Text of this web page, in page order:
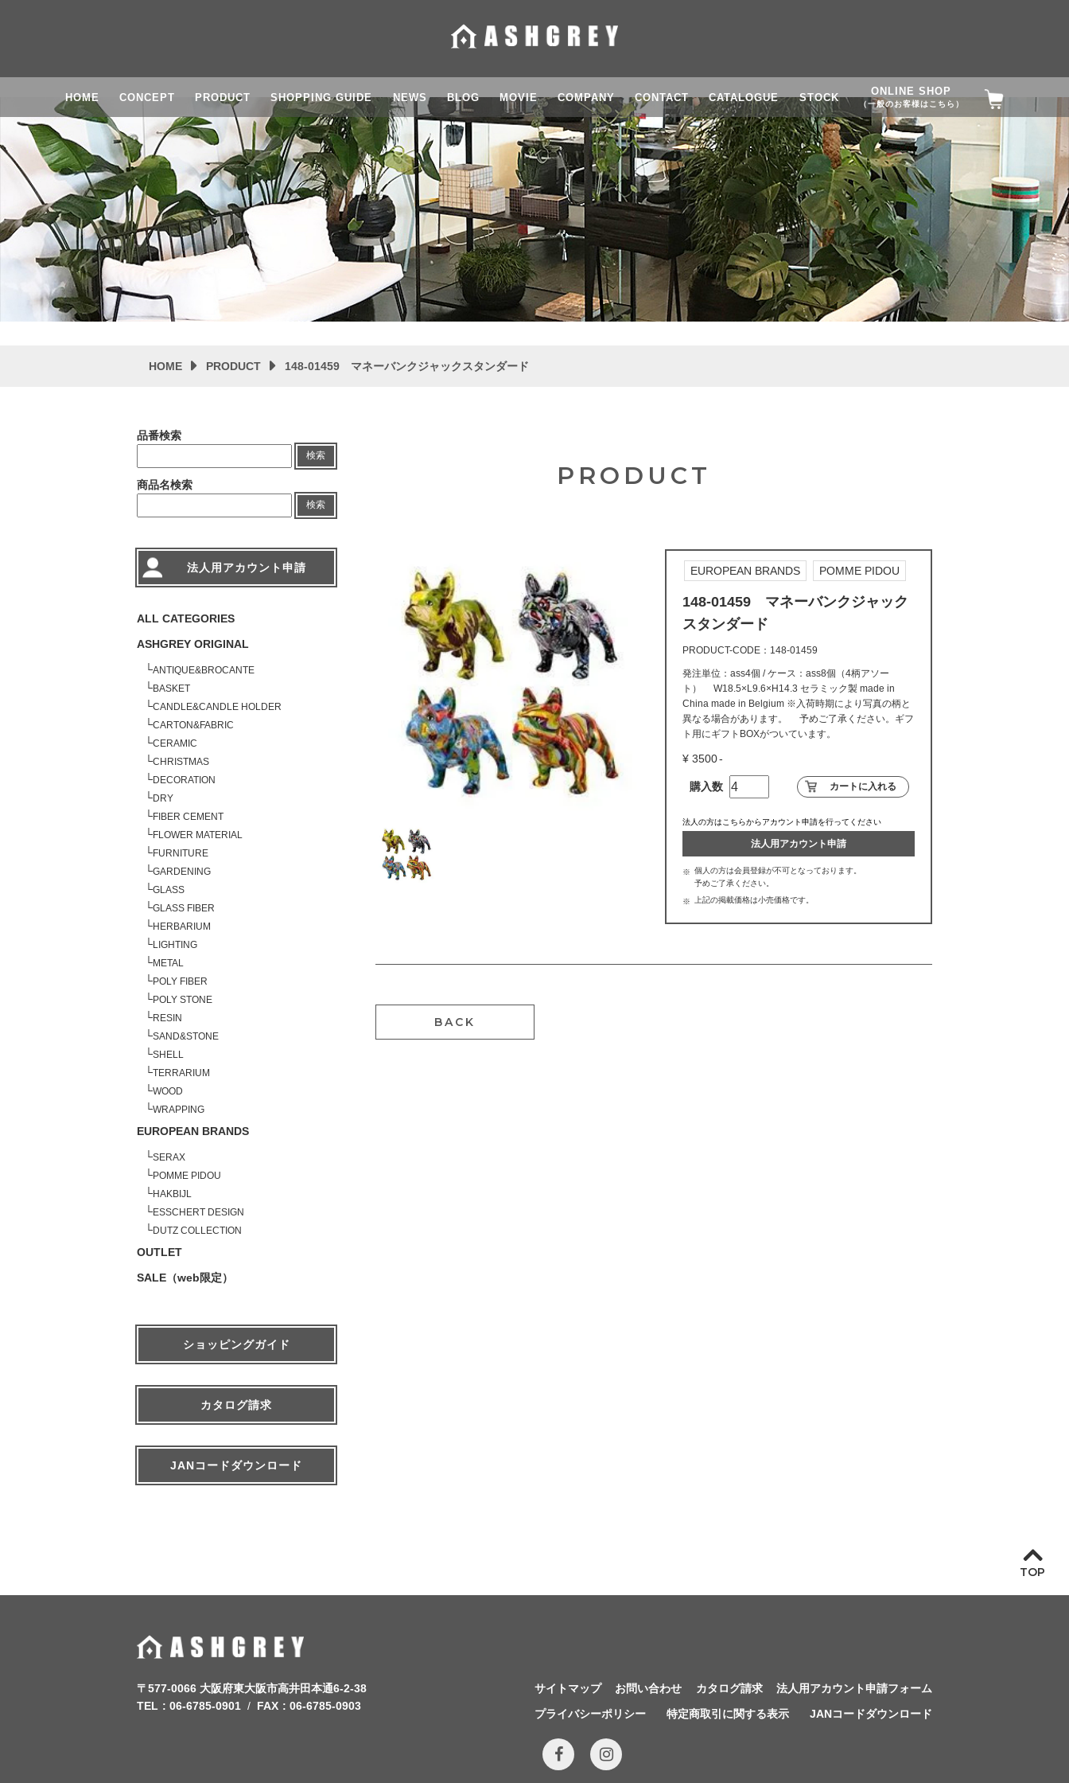
HOME CONCEPT PRODUCT SHOPPING GUIDE NEWS BLOG MOVIE COMPANY CONTACT CATALOGUE STOCK
ONLINE SHOP
（一般のお客様はこちら）
HOME PRODUCT 148-01459 マネーバンクジャックスタンダード
品番検索
検索
商品名検索
検索
PRODUCT
EUROPEAN BRANDS POMME PIDOU
148-01459 マネーバンクジャック
スタンダード
PRODUCT-CODE 148-01459
発注単位：ass4個 / ケース：ass8個（4柄アソー
ト） W18.5×L9.6×H14.3 セラミック製 made in
China made in Belgium ※入荷時期により写真の柄と
異なる場合があります。 予めご了承ください。ギフ
ト用にギフトBOXがついています。
3500
購入数
法人の方はこちらからアカウント申請を行ってください
法人用アカウント申請
個人の方は会員登録が不可となっております。
予めご了承ください。
上記の掲載価格は小売価格です。
BACK
法人用アカウント申請
ALL CATEGORIES
ASHGREY ORIGINAL
└ANTIQUE&BROCANTE
└BASKET
└CANDLE&CANDLE HOLDER
└CARTON&FABRIC
└CERAMIC
└CHRISTMAS
└DECORATION
└DRY
└FIBER CEMENT
└FLOWER MATERIAL
└FURNITURE
└GARDENING
└GLASS
└GLASS FIBER
└HERBARIUM
└LIGHTING
└METAL
└POLY FIBER
└POLY STONE
└RESIN
└SAND&STONE
└SHELL
└TERRARIUM
└WOOD
└WRAPPING
EUROPEAN BRANDS
└SERAX
└POMME PIDOU
└HAKBIJL
└ESSCHERT DESIGN
└DUTZ COLLECTION
OUTLET
SALE（web限定）
ショッピングガイド
カタログ請求
JANコードダウンロード
TOP
〒577-0066 大阪府東大阪市高井田本通6-2-38
TEL
06-6785-0901 FAX 06-6785-0903
サイトマップ お問い合わせ カタログ請求
法人用アカウント申請フォーム
プライバシーポリシー
特定商取引に関する表示 JANコードダウンロード